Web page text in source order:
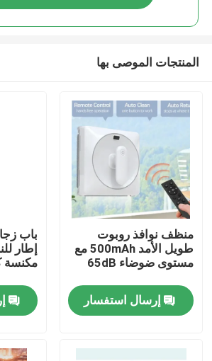
المنتجات الموصى بها
منظف نوافذ روبوت
طويل الأمد 500mAh مع
مستوى ضوضاء 65dB
إرسال استفسار
باب
إطار
مكنسة